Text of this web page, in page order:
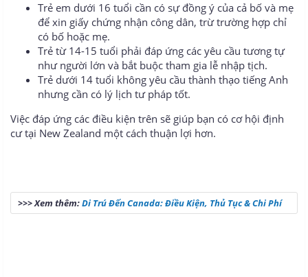
Trẻ em dưới 16 tuổi cần có sự đồng ý của cả bố và mẹ
để xin giấy chứng nhận công dân, trừ trường hợp chỉ
có bố hoặc mẹ.
Trẻ từ 14-15 tuổi phải đáp ứng các yêu cầu tương tự
như người lớn và bắt buộc tham gia lễ nhập tịch.
Trẻ dưới 14 tuổi không yêu cầu thành thạo tiếng Anh
nhưng cần có lý lịch tư pháp tốt.
Việc đáp ứng các điều kiện trên sẽ giúp bạn có cơ hội định
cư tại New Zealand một cách thuận lợi hơn.
>>> Xem thêm:Di Trú Đến Canada: Điều Kiện, Thủ Tục & Chi Phí